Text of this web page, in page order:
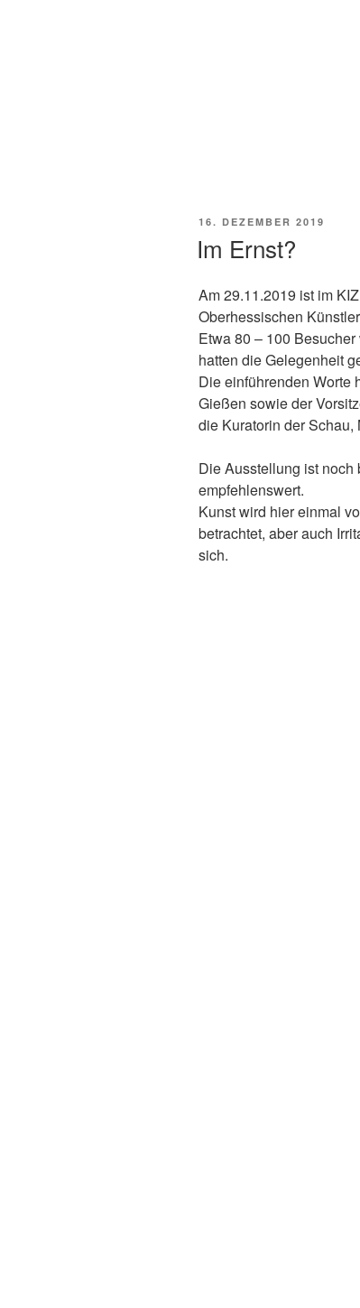
VERÖFFENTLICHT
16. DEZEMBER 2019
Im Ernst?
Am 29.11.2019 ist im
Oberhessischen
Etwa 80 – 100
hatten die Gelegenheit
Die einführenden Worte
Gießen sowie der
die Kuratorin der Schau,
Die Ausstellung ist
empfehlenswert.
Kunst wird hier einmal
betrachtet, aber auch
sich.